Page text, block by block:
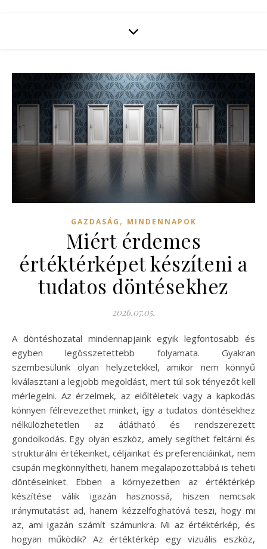
GAZDASÁG , MINDENNAPOK
Miért érdemes
értéktérképet készíteni a
tudatos döntésekhez
2026.07.05.
A döntéshozatal mindennapjaink egyik legfontosabb és
egyben legösszetettebb folyamata. Gyakran
szembesülünk olyan helyzetekkel, amikor nem könnyű
kiválasztani a legjobb megoldást, mert túl sok tényezőt kell
mérlegelni. Az érzelmek, az előítéletek vagy a kapkodás
könnyen félrevezethet minket, így a tudatos döntésekhez
nélkülözhetetlen az átlátható és rendszerezett
gondolkodás. Egy olyan eszköz, amely segíthet feltárni és
strukturálni értékeinket, céljainkat és preferenciáinkat, nem
csupán megkönnyítheti, hanem megalapozottabbá is teheti
döntéseinket. Ebben a környezetben az értéktérkép
készítése válik igazán hasznossá, hiszen nemcsak
iránymutatást ad, hanem kézzelfoghatóvá teszi, hogy mi
az, ami igazán számít számunkra. Mi az értéktérkép, és
hogyan működik? Az értéktérkép egy vizuális eszköz,